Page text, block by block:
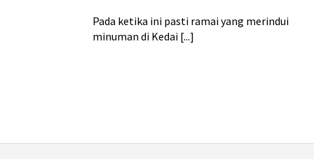
Pada ketika ini pasti ramai yang merindui
minuman di Kedai [...]